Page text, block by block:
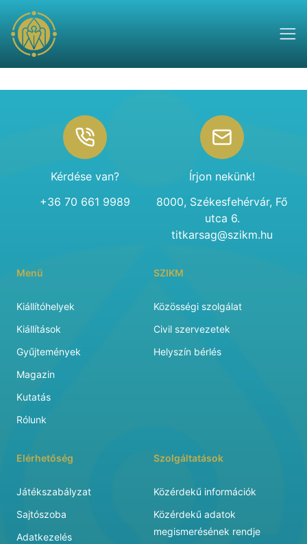
Kérdése van?
+36 70 661 9989
Írjon nekünk!
8000, Székesfehérvár, Fő
utca 6.
titkarsag@szikm.hu
Menü
Kiállítóhelyek
Kiállítások
Gyűjtemények
Magazin
Kutatás
Rólunk
SZIKM
Közösségi szolgálat
Civil szervezetek
Helyszín bérlés
Elérhetőség
Játékszabályzat
Sajtószoba
Adatkezelés
Szolgáltatások
Közérdekű információk
Közérdekű adatok
megismerésének rendje